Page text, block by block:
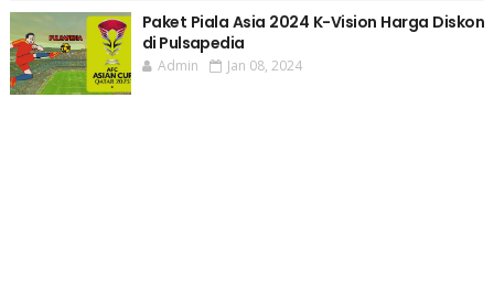
Paket Piala Asia 2024 K-Vision Harga Diskon
di Pulsapedia
Admin Jan 08, 2024